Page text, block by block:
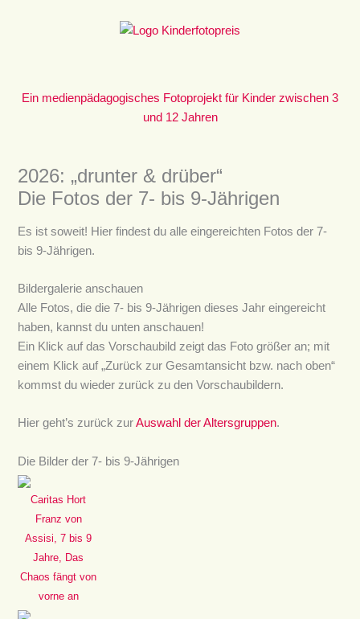
Ein medienpädagogisches Fotoprojekt für Kinder zwischen 3
und 12 Jahren
2026: „drunter & drüber“
Die Fotos der 7- bis 9-Jährigen
Es ist soweit! Hier findest du alle eingereichten Fotos der 7-
bis 9-Jährigen.
Bildergalerie anschauen
Alle Fotos, die die 7- bis 9-Jährigen dieses Jahr eingereicht
haben, kannst du unten anschauen!
Ein Klick auf das Vorschaubild zeigt das Foto größer an; mit
einem Klick auf „Zurück zur Gesamtansicht bzw. nach oben“
kommst du wieder zurück zu den Vorschaubildern.
Hier geht’s zurück zurAuswahl der Altersgruppen.
Die Bilder der 7- bis 9-Jährigen
Caritas Hort
Franz von
Assisi, 7 bis 9
Jahre, Das
Chaos fängt von
vorne an